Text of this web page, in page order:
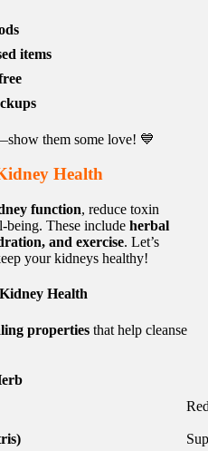
items
them some love! 💙
Health
function, reduce toxin
These include herbal
and exercise. Let’s
your kidneys healthy!
Health
properties that help cleanse